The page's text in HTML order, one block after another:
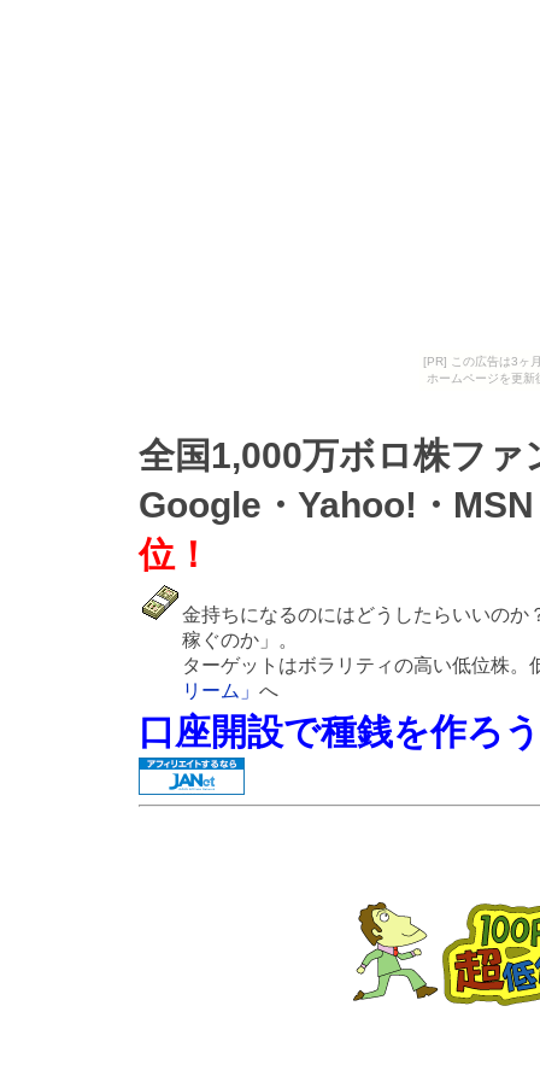
[PR] この広告は3ヶ
ホームページを更
全国1,000万ボロ株フ
Google・Yahoo!・MSN
位！
金持ちになるのにはどうしたらいいの
稼ぐのか」。
ターゲットはボラリティの高い低位株
リーム」 へ
口座開設で種銭を作ろ